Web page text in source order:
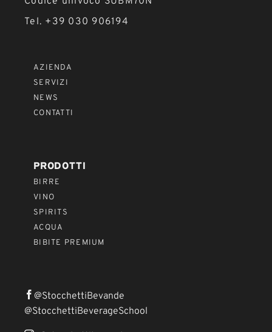
Tel. +39 030 906194
AZIENDA
SERVIZI
NEWS
CONTATTI
PRODOTTI
BIRRE
VINO
SPIRITS
ACQUA
BIBITE PREMIUM
@StocchettiBevande
@StocchettiBeverageSchool